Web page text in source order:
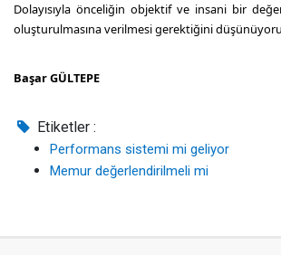
Dolayısıyla önceliğin objektif ve insani bir
oluşturulmasına verilmesi gerektiğini
Başar GÜLTEPE
Etiketler :
Performans sistemi mi geliyor
Memur değerlendirilmeli mi